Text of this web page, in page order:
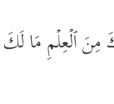
مِنَ ٱلۡعِلۡمِ مَا